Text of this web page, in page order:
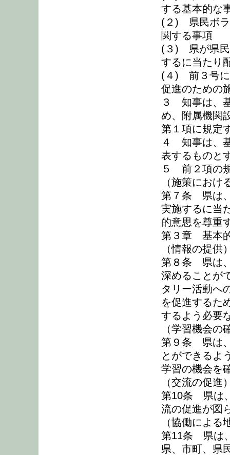
する基本的な
(２) 県民ボラ
関する事項
(３) 県が県民
するに当たり
(４) 前３号に
促進のための
３ 知事は、
め、附属機関
第１項に規定
４ 知事は、
表するものと
５ 前２項の
（施策におけ
第７条 県は
実施するに当
的意思を尊重
第３章 基本
（情報の提供
第８条 県は
深めることが
タリー活動へ
を促進するた
するよう必要
（学習機会の
第９条 県は
とができるよ
学習の機会を
（交流の促進
第10条 県は
流の促進が図
（協働による
第11条 県は
県、市町、県